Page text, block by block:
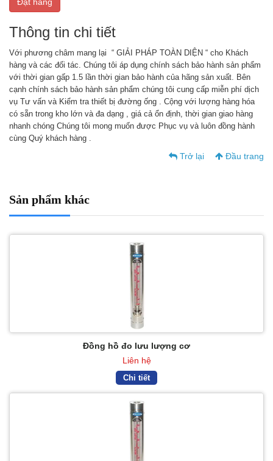
Đặt hàng
Thông tin chi tiết
Với phương châm mang lại “ GIẢI PHÁP TOÀN DIỆN “ cho Khách
hàng và các đối tác. Chúng tôi áp dụng chính sách bảo hành sản phẩm
với thời gian gấp 1.5 lần thời gian bảo hành của hãng sản xuất. Bên
cạnh chính sách bảo hành sản phẩm chúng tôi cung cấp miễn phí dịch
vụ Tư vấn và Kiểm tra thiết bị đường ống . Cộng với lượng hàng hóa
có sẵn trong kho lớn và đa dạng , giá cả ổn định, thời gian giao hàng
nhanh chóng Chúng tôi mong muốn được Phục vụ và luôn đồng hành
cùng Quý khách hàng .
Trở lại Đầu trang
Sản phẩm khác
Đồng hồ đo lưu lượng cơ
Liên hệ
Chi tiết